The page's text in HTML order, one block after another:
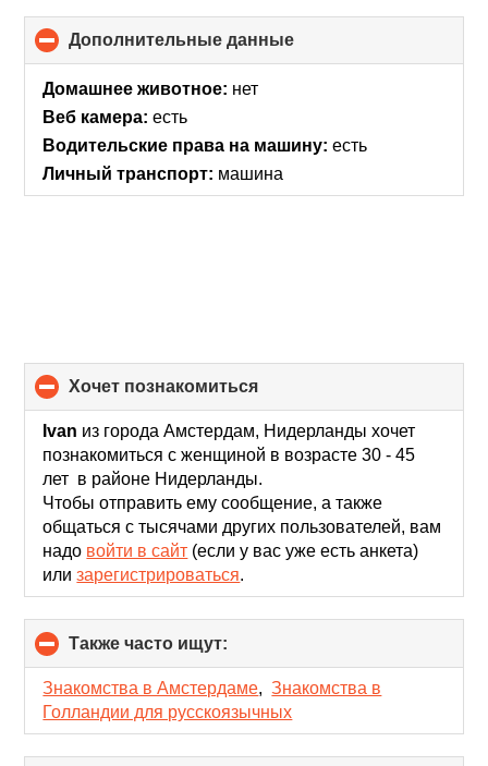
Дополнительные данные
to
Домашнее животное: нет
Веб камера: есть
Водительские права на машину: есть
Личный транспорт: машина
хочет познакомиться
to
collapse
contents
Ivan из города Амстердам, Нидерланды хочет
познакомиться с женщиной в возрасте 30 - 45
лет в районе Нидерланды.
Чтобы отправить ему сообщение, а также
общаться с тысячами других пользователей, вам
надо войти в сайт (если у вас уже есть анкета)
илизарегистрироваться.
Также часто ищут:
to
collapse
contents
Знакомства в Амстердаме,Знакомства в
Голландии для русскоязычных